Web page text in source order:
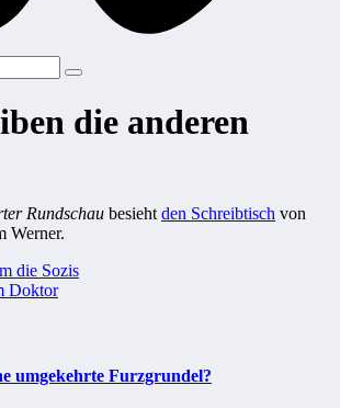
die anderen
Rundschau besieht den Schreibtisch von
Werner.
die Sozis
Doktor
umgekehrte Furzgrundel?